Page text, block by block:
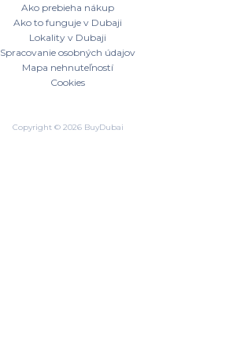
Ako prebieha nákup
Ako to funguje v Dubaji
Lokality v Dubaji
Spracovanie osobných údajov
Mapa nehnuteľností
Cookies
Copyright © 2026 BuyDubai